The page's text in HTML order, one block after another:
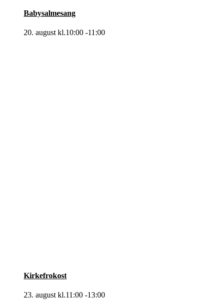
Babysalmesang
20. august kl.10:00 -11:00
Kirkefrokost
23. august kl.11:00 -13:00